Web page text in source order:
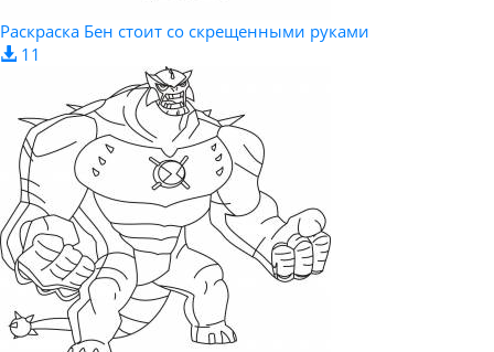
Раскраска Бен стоит со скрещенными руками
11